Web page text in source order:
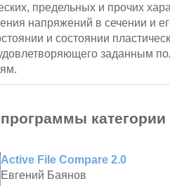
предельных и прочих
напряжений в сечении и
и состоянии
заданным
категории
Active File Compare 2.0
Евгений Баянов